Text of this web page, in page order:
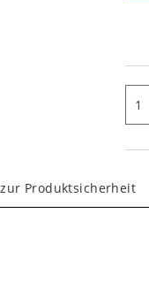
Produktsicherheit